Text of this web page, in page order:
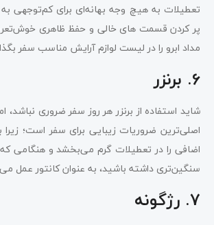
تعطیلات به هیچ وجه بهانه‌ای برای کم‌توجهی
پر کردن قسمت های خالی‌ و حفظ ظاهری
مداد ابرو را در لیست لوازم آرایش مناسب سفر
6. برنزر
شاید استفاده از برنزر هر روز سفر ضروری نباشد،
اصلی‌ترین ضروریات زیبایی برای سفر است؛
اضافی را در تعطیلات گرم می‌بخشد و هنگامی
سنگین‌تری داشته باشید، به عنوان کانتور عمل
7. رژگونه